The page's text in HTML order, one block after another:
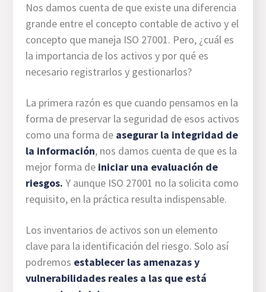
Nos damos cuenta de que existe una diferencia
grande entre el concepto contable de activo y el
concepto que maneja ISO 27001. Pero, ¿cuál es
la importancia de los activos y por qué es
necesario registrarlos y gestionarlos?
La primera razón es que cuando pensamos en la
forma de preservar la seguridad de esos activos
como una forma de asegurar la integridad de
la información, nos damos cuenta de que es la
mejor forma de iniciar una evaluación de
riesgos. Y aunque ISO 27001 no la solicita como
requisito, en la práctica resulta indispensable.
Los inventarios de activos son un elemento
clave para la identificación del riesgo. Solo así
podremos establecer las amenazas y
vulnerabilidades reales a las que está